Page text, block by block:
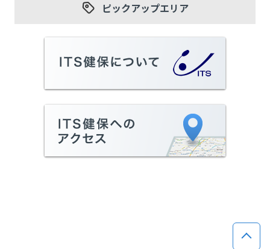
ピックアップエリア
ページ